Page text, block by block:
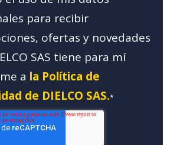
para recibir
ofertas y novedades
SAS tiene para mí
a la Política de
de DIELCO SAS.*